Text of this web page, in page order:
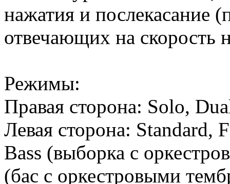
нажатия и послекасание
отвечающих на скорость
Режимы:
Правая сторона: Solo,
Левая сторона: Standard,
Bass (выборка с
(бас с оркестровыми